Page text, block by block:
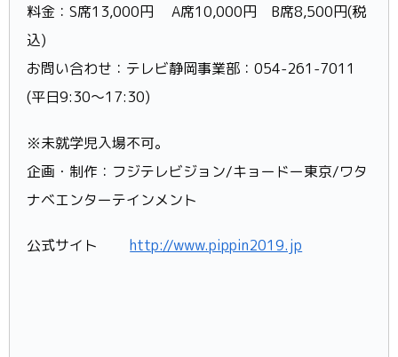
料金：S席13,000円 A席10,000円 B席8,500円(税
込)
お問い合わせ：テレビ静岡事業部：054-261-7011
(平日9:30～17:30)
※未就学児入場不可。
企画・制作：フジテレビジョン/キョードー東京/ワタ
ナベエンターテインメント
公式サイトhttp://www.pippin2019.jp